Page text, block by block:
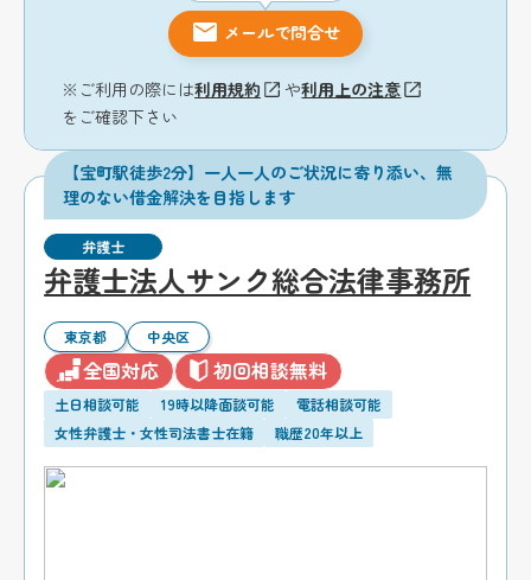
メールで問合せ
※ご利用の際には利用規約 や利用上の注意
をご確認下さい
【宝町駅徒歩2分】一人一人のご状況に寄り添い、無
理のない借金解決を目指します
弁護士
弁護士法人サンク総合法律事務所
東京都 中央区
全国対応 初回相談無料
土日相談可能 19時以降面談可能
電話相談可能
女性弁護士・女性司法書士在籍
職歴20年以上